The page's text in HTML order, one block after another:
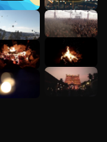
Scopri di
più